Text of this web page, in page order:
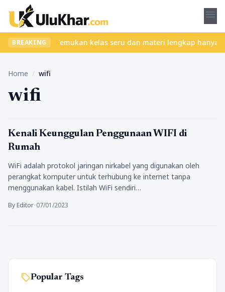
menu
BREAKING
ribet? Temukan kelas seru dan materi lengkap hanya di
Home / wifi
wifi
Teknologi
Kenali Keunggulan Penggunaan WIFI di
Rumah
WiFi adalah protokol jaringan nirkabel yang digunakan oleh
perangkat komputer untuk terhubung ke internet tanpa
menggunakan kabel. Istilah WiFi sendiri…
By Editor•07/01/2023
sellPopular Tags